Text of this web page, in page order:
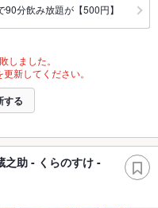
分飲み放題が【500円】
しました。
新してください。
する
之助 - くらのすけ -